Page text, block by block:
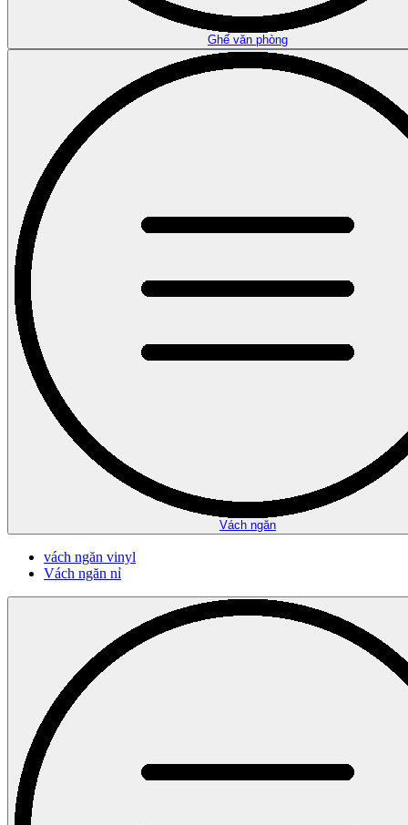
Ghế văn phòng
Vách ngăn
vách ngăn vinyl
Vách ngăn nỉ